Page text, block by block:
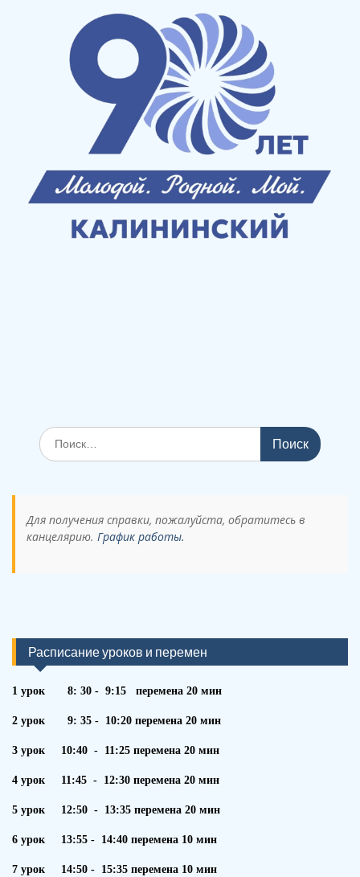
Поиск
по:
Для получения справки, пожалуйста, обратитесь в
канцелярию. График работы.
Расписание уроков и перемен
1 урок 8: 30 - 9:15 перемена 20 мин
2 урок 9: 35 - 10:20 перемена 20 мин
3 урок 10:40 - 11:25 перемена 20 мин
4 урок 11:45 - 12:30 перемена 20 мин
5 урок 12:50 - 13:35 перемена 20 мин
6 урок 13:55 - 14:40 перемена 10 мин
7 урок 14:50 - 15:35 перемена 10 мин